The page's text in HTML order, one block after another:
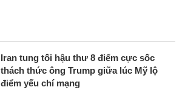
Iran tung tối hậu thư 8 điểm cực sốc
thách thức ông Trump giữa lúc Mỹ lộ
điểm yếu chí mạng